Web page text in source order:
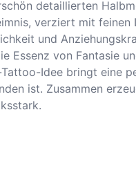
detaillierten
verziert mit
und
Essenz von Fantasie
Idee bringt eine
ist. Zusammen